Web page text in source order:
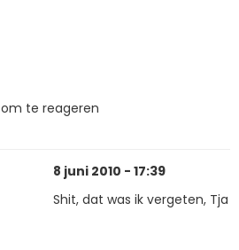
om te reageren
8 juni 2010 - 17:39
Shit, dat was ik vergeten, Tja